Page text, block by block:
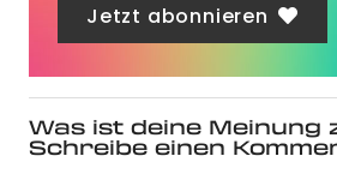
Jetzt abonnieren
Was ist deine Meinung
Schreibe einen